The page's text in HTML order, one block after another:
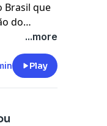
Brasil que
do
controle
Podcast
...more
Play